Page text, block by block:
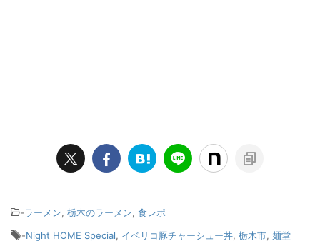
-ラーメン, 栃木のラーメン, 食レポ
-Night HOME Special, イベリコ豚チャーシュー丼, 栃木市, 麺堂